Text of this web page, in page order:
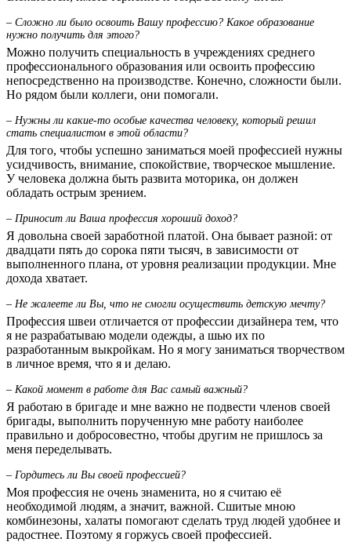
– Сложно ли было освоить Вашу профессию? Какое образование
нужно получить для этого?
Можно получить специальность в учреждениях среднего
профессионального образования или освоить профессию
непосредственно на производстве. Конечно, сложности были.
Но рядом были коллеги, они помогали.
– Нужны ли какие-то особые качества человеку, который решил
стать специалистом в этой области?
Для того, чтобы успешно заниматься моей профессией нужны
усидчивость, внимание, спокойствие, творческое мышление.
У человека должна быть развита моторика, он должен
обладать острым зрением.
– Приносит ли Ваша профессия хороший доход?
Я довольна своей заработной платой. Она бывает разной: от
двадцати пять до сорока пяти тысяч, в зависимости от
выполненного плана, от уровня реализации продукции. Мне
дохода хватает.
– Не жалеете ли Вы, что не смогли осуществить детскую мечту?
Профессия швеи отличается от профессии дизайнера тем, что
я не разрабатываю модели одежды, а шью их по
разработанным выкройкам. Но я могу заниматься творчеством
в личное время, что я и делаю.
– Какой момент в работе для Вас самый важный?
Я работаю в бригаде и мне важно не подвести членов своей
бригады, выполнить порученную мне работу наиболее
правильно и добросовестно, чтобы другим не пришлось за
меня переделывать.
– Гордитесь ли Вы своей профессией?
Моя профессия не очень знаменита, но я считаю её
необходимой людям, а значит, важной. Сшитые мною
комбинезоны, халаты помогают сделать труд людей удобнее и
радостнее. Поэтому я горжусь своей профессией.